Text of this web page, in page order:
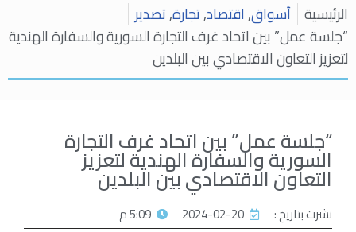
الرئيسية أسواق,اقتصاد,تجارة,تصدير
“جلسة عمل” بين اتحاد غرف التجارة السورية والسفارة الهندية
لتعزيز التعاون الاقتصادي بين البلدين
“جلسة عمل” بين اتحاد غرف التجارة
السورية والسفارة الهندية لتعزيز
التعاون الاقتصادي بين البلدين
نشرت بتاريخ : 2024-02-20 5:09 م